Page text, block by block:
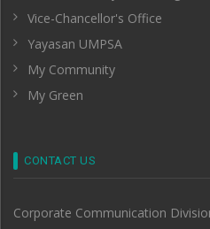
Vice-Chancellor's Office
Yayasan UMPSA
My Community
My Green
CONTACT US
Corporate Communication